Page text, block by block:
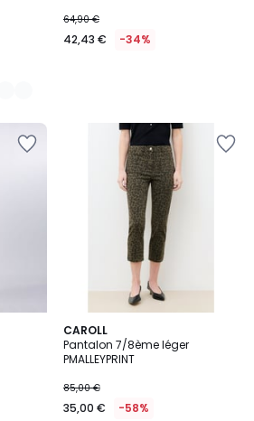
64,90 €
42,43 € -34%
CAROLL
Pantalon 7/8ème léger
PMALLEYPRINT
85,00 €
35,00 € -58%